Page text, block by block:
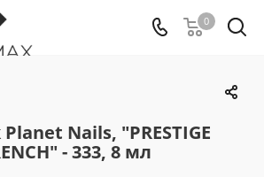
0
Nails, "PRESTIGE
- 333, 8 мл